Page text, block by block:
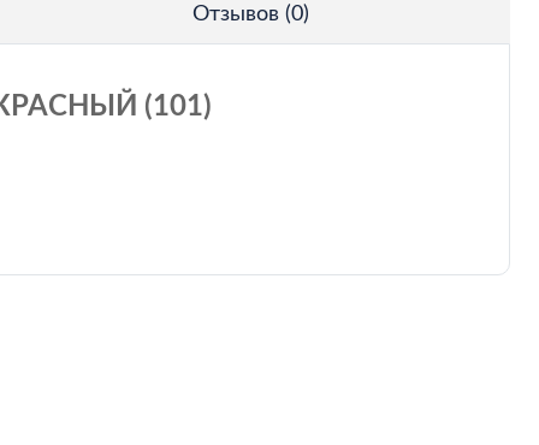
Отзывов (0)
(101)